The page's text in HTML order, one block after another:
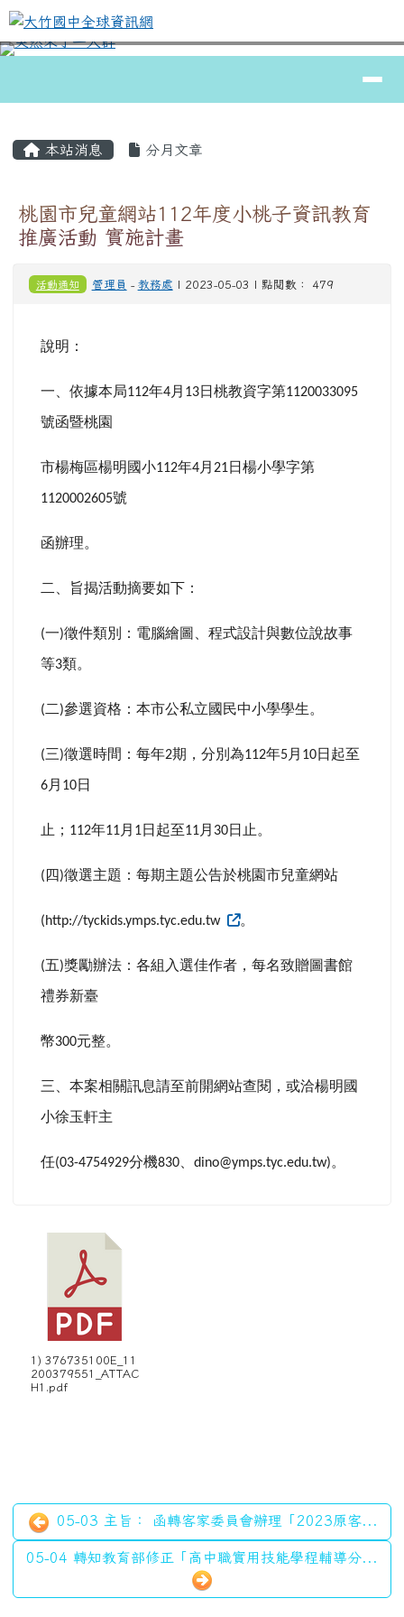
跳至主內容區
大竹國中全球資訊網
⏸
本站消息 分月文章
桃園市兒童網站112年度小桃子資訊教育
推廣活動 實施計畫
活動通知 管理員 - 教務處 | 2023-05-03 | 點閱數： 479
說明：
一、依據本局112年4月 13日桃教資字第1120033095
號函暨桃園
市楊梅區楊明國小112年4月 21日楊小學字第
1120002605號
函辦理。
二、旨揭活動摘要如下：
(一)徵件類別：電腦繪圖、程式設計與數位說故事
等3類。
(二)參選資格：本市公私立國民中小學學生。
(三)徵選時間：每年2期，分別為112年5月 10日起至
6月 10日
止； 112年11月 1日起至11月 30日止。
( 四)徵選主題：每期主題公告於桃園市兒童網站
(http://tyckids.ymps.tyc.edu.tw 。
(五)獎勵辦法：各組入選佳作者，每名致贈圖書館
禮券新臺
幣300元整。
三、本案相關訊息請至前開網站查閱，或洽楊明國
小徐玉軒主
任(03-4754929分機830 dino@ymps.tyc.edu.tw)。
1) 376735100E_11
200379551_ATTAC
H1.pdf
05-03 主旨： 函轉客家委員會辦理「2023原客...
05-04 轉知教育部修正「高中職實用技能學程輔導分...